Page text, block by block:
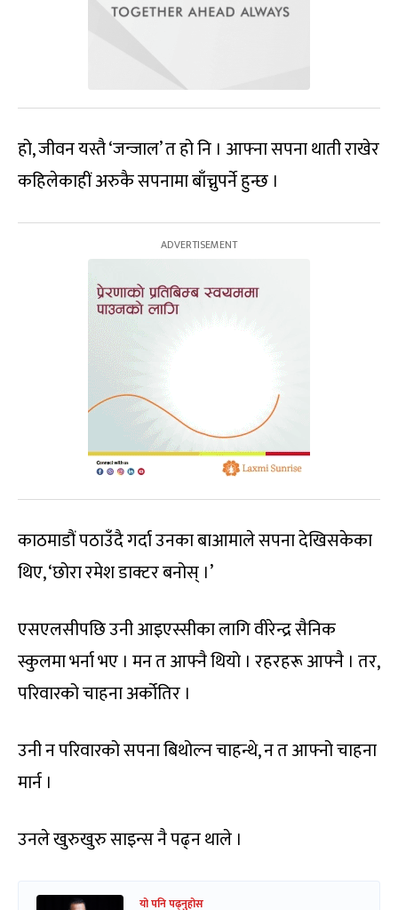
हो, जीवन यस्तै ‘जन्जाल’ त हो नि । आफ्ना सपना थाती राखेर
कहिलेकाहीं अरुकै सपनामा बाँच्नुपर्ने हुन्छ ।
काठमाडौं पठाउँदै गर्दा उनका बाआमाले सपना देखिसकेका
थिए, ‘छोरा रमेश डाक्टर बनोस् ।’
एसएलसीपछि उनी आइएस्सीका लागि वीरेन्द्र सैनिक
स्कुलमा भर्ना भए । मन त आफ्नै थियो । रहरहरू आफ्नै । तर,
परिवारको चाहना अर्कोतिर ।
उनी न परिवारको सपना बिथोल्न चाहन्थे, न त आफ्नो चाहना
मार्न ।
उनले खुरुखुरु साइन्स नै पढ्न थाले ।
यो पनि पढ्नुहोस